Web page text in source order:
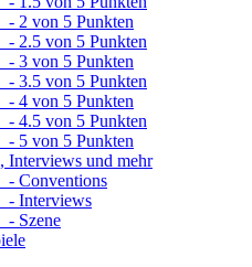
von 5 Punkten
von 5 Punkten
von 5 Punkten
von 5 Punkten
von 5 Punkten
von 5 Punkten
von 5 Punkten
Interviews und mehr